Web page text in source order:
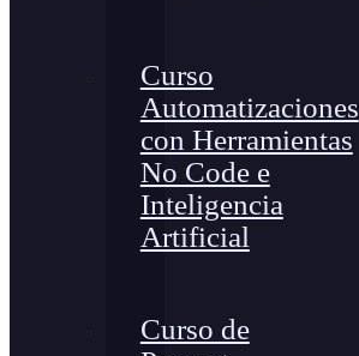
Curso
Automatizaciones
con Herramientas
No Code e
Inteligencia
Artificial
Curso de